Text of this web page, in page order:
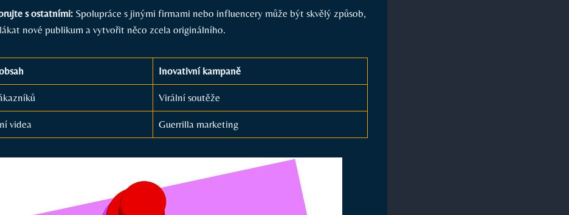
s ostatními: Spolupráce s ⁣jinými firmami‍ nebo influencery může být skvělý způsob,​
nové⁣ publikum a ‌vytvořit něco zcela originálního.
Inovativní kampaně
Virální soutěže
videa Guerrilla‍ marketing